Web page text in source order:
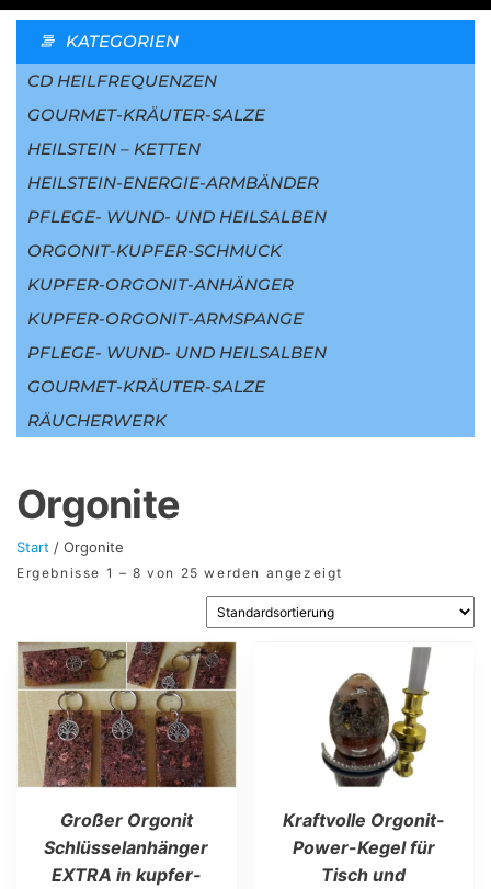
KATEGORIEN
CD HEILFREQUENZEN
GOURMET-KRÄUTER-SALZE
HEILSTEIN – KETTEN
HEILSTEIN-ENERGIE-ARMBÄNDER
PFLEGE- WUND- UND HEILSALBEN
ORGONIT-KUPFER-SCHMUCK
KUPFER-ORGONIT-ANHÄNGER
KUPFER-ORGONIT-ARMSPANGE
PFLEGE- WUND- UND HEILSALBEN
GOURMET-KRÄUTER-SALZE
RÄUCHERWERK
Orgonite
Start / Orgonite
Ergebnisse 1 – 8 von 25 werden angezeigt
Großer Orgonit
Schlüsselanhänger
EXTRA in kupfer-
Kraftvolle Orgonit-
Power-Kegel für
Tisch und
können
Produktseite